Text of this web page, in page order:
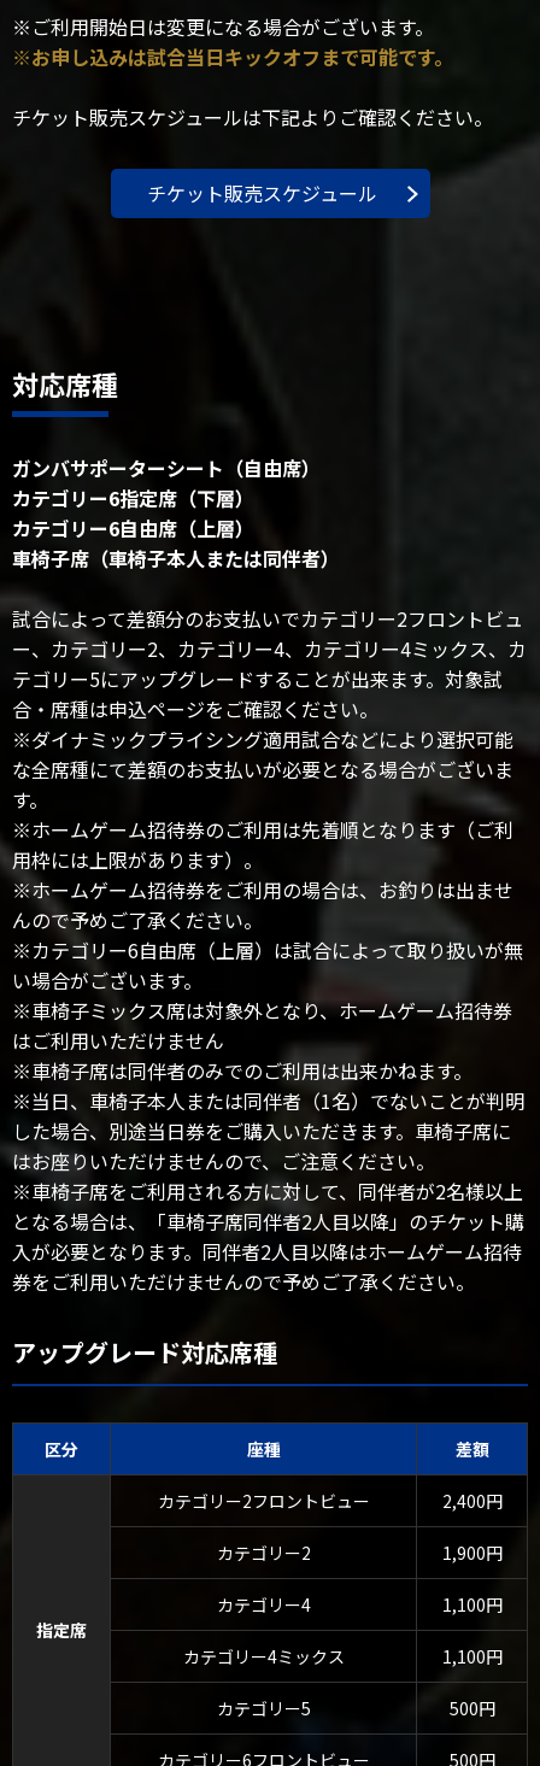
※ご利用開始日は変更になる場合がございます。
※お申し込みは試合当日キックオフまで可能です。
チケット販売スケジュールは下記よりご確認ください。
チケット販売スケジュール
対応席種
ガンバサポーターシート（自由席）
カテゴリー6指定席（下層）
カテゴリー6自由席（上層）
車椅子席（車椅子本人または同伴者）
試合によって差額分のお支払いでカテゴリー2フロントビュ
ー、カテゴリー2、カテゴリー4、カテゴリー4ミックス、カ
テゴリー5にアップグレードすることが出来ます。対象試
合・席種は申込ページをご確認ください。
※ダイナミックプライシング適用試合などにより選択可能
な全席種にて差額のお支払いが必要となる場合がございま
す。
※ホームゲーム招待券のご利用は先着順となります（ご利
用枠には上限があります）。
※ホームゲーム招待券をご利用の場合は、お釣りは出ませ
んので予めご了承ください。
※カテゴリー6自由席（上層）は試合によって取り扱いが無
い場合がございます。
※車椅子ミックス席は対象外となり、ホームゲーム招待券
はご利用いただけません
※車椅子席は同伴者のみでのご利用は出来かねます。
※当日、車椅子本人または同伴者（1名）でないことが判明
した場合、別途当日券をご購入いただきます。車椅子席に
はお座りいただけませんので、ご注意ください。
※車椅子席をご利用される方に対して、同伴者が2名様以上
となる場合は、「車椅子席同伴者2人目以降」のチケット購
入が必要となります。同伴者2人目以降はホームゲーム招待
券をご利用いただけませんので予めご了承ください。
アップグレード対応席種
区分 座種 差額
指定席
カテゴリー2フロントビュー 2,400円
カテゴリー2 1,900円
カテゴリー4 1,100円
カテゴリー4ミックス 1,100円
カテゴリー5 500円
カテゴリー6フロントビュー 500円